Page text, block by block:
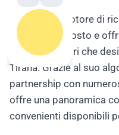
Fly Go è un motore di
voli a basso costo e
per i viaggiatori che
Tirana. Grazie al suo
partnership con
offre una panoramica
convenienti disponibili